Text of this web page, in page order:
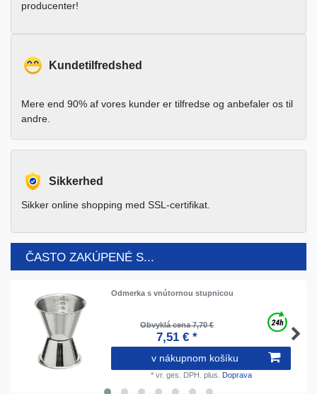
producenter!
Kundetilfredshed
Mere end 90% af vores kunder er tilfredse og anbefaler os til
andre.
Sikkerhed
Sikker online shopping med SSL-certifikat.
ČASTO ZAKÚPENÉ S...
Odmerka s vnútornou stupnicou
Obvyklá cena 7,70 €
7,51 € *
v nákupnom košíku
* vr. ges. DPH. plus. Doprava